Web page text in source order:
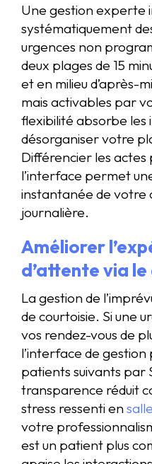
Une gestion experte
systématiquement
urgences non
deux plages de 15
et en milieu d’après-
mais activables par
flexibilité absorbe les
désorganiser votre
Différencier les actes
l’interface permet
instantanée de votre
journalière.
Améliorer
d’attente via
La gestion de
de courtoisie. Si une
vos rendez-vous de
l’interface de
patients suivants par
transparence réduit
stress ressenti en
votre
est un patient plus